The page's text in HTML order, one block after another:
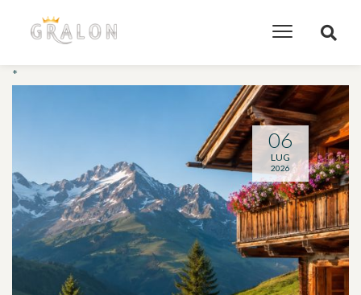
*
06
LUG
2026